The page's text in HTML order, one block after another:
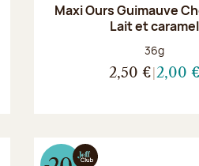
Maxi Ours Guimauve
Lait et caramel
Poids net :
36g
2,50 € 2,00 €